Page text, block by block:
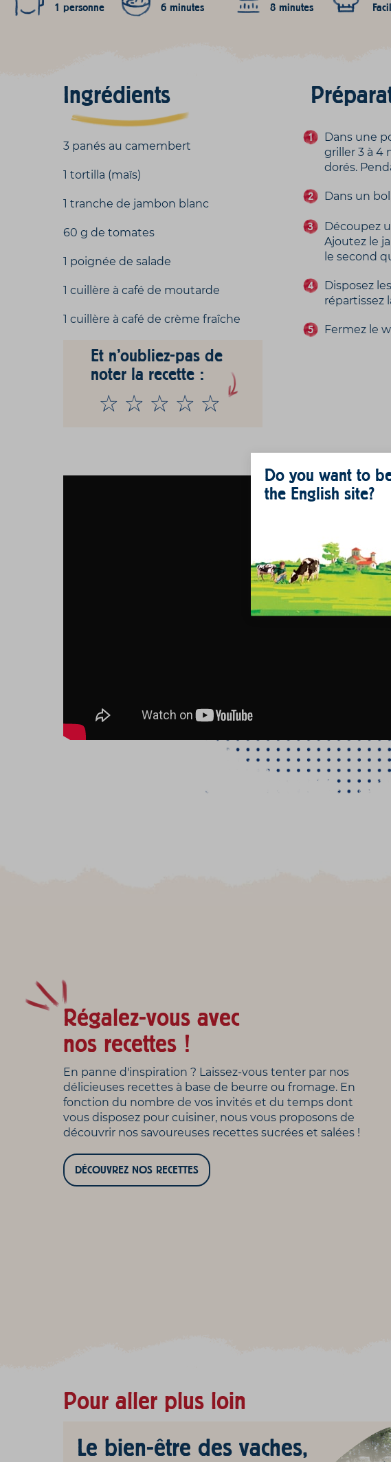
1 personne 6 minutes 8 minutes
Ingrédients
3 panés au camembert
1 tortilla (maïs)
1 tranche de jambon blanc
60 g de tomates
1 poignée de salade
1 cuillère à café de moutarde
1 cuillère à café de crème fraîche
Et n'oubliez-pas de
noter la recette :
Dans une
griller 3 à 4
dorés.
Dans un
Découpez
Ajoutez le
le second
Disposez
répartissez
Fermez le
Régalez-vous avec
nos recettes !
En panne d'inspiration ? Laissez-vous tenter par nos
délicieuses recettes à base de beurre ou fromage. En
fonction du nombre de vos invités et du temps dont
vous disposez pour cuisiner, nous vous proposons de
découvrir nos savoureuses recettes sucrées et salées !
DÉCOUVREZ NOS RECETTES
Pour aller plus loin
Le bien-être des vaches,
Do you want to
the English site?